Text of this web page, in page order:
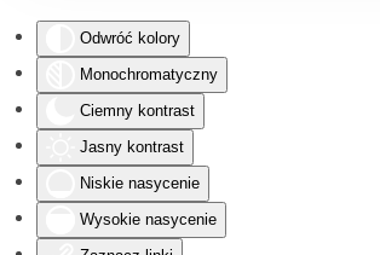
Odwróć kolory
Monochromatyczny
Ciemny kontrast
Jasny kontrast
Niskie nasycenie
Wysokie nasycenie